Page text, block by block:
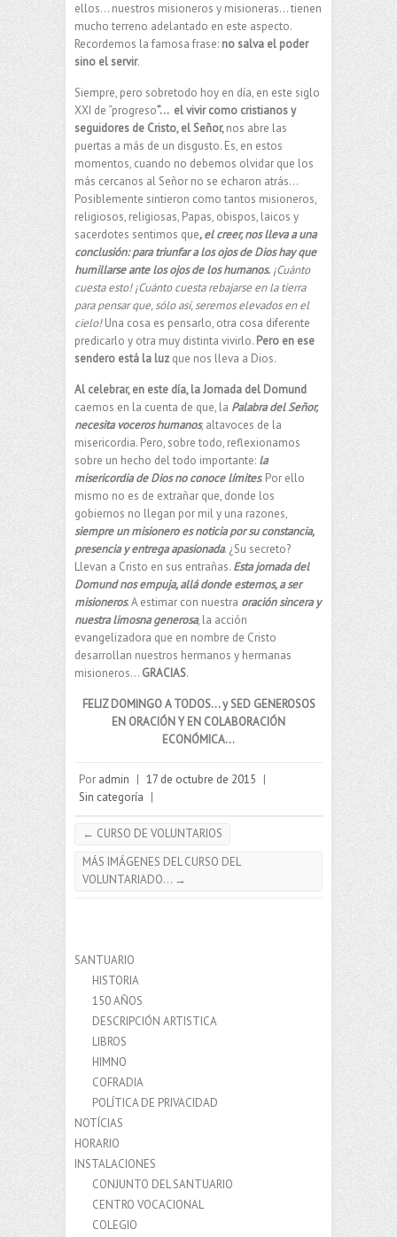
ellos… nuestros misioneros y misioneras… tienen
mucho terreno adelantado en este aspecto.
Recordemos la famosa frase: no salva el poder
sino el servir.
Siempre, pero sobretodo hoy en día, en este siglo
XXI de “progreso”… el vivir como cristianos y
seguidores de Cristo, el Señor,nos abre las
puertas a más de un disgusto. Es, en estos
momentos, cuando no debemos olvidar que los
más cercanos al Señor no se echaron atrás…
Posiblemente sintieron como tantos misioneros,
religiosos, religiosas, Papas, obispos, laicos y
sacerdotes sentimos que, el creer, nos lleva a una
conclusión: para triunfar a los ojos de Dios hay que
humillarse ante los ojos de los humanos. ¡Cuánto
cuesta esto! ¡Cuánto cuesta rebajarse en la tierra
para pensar que, sólo así, seremos elevados en el
cielo!Una cosa es pensarlo, otra cosa diferente
predicarlo y otra muy distinta vivirlo. Pero en ese
sendero está la luz que nos lleva a Dios.
Al celebrar, en este día, la Jornada del Domund
caemos en la cuenta de que, la Palabra del Señor,
necesita voceros humanos, altavoces de la
misericordia. Pero, sobre todo, reflexionamos
sobre un hecho del todo importante: la
misericordia de Dios no conoce límites. Por ello
mismo no es de extrañar que, donde los
gobiernos no llegan por mil y una razones,
siempre un misionero es noticia por su constancia,
presencia y entrega apasionada. ¿Su secreto?
Llevan a Cristo en sus entrañas. Esta jornada del
Domund nos empuja, allá donde estemos, a ser
misioneros. A estimar con nuestra oración sincera y
nuestra limosna generosa, la acción
evangelizadora que en nombre de Cristo
desarrollan nuestros hermanos y hermanas
misioneros… GRACIAS.
FELIZ DOMINGO A TODOS… y SED GENEROSOS
EN ORACIÓN Y EN COLABORACIÓN
ECONÓMICA…
Por admin | 17 de octubre de 2015 |
Sin categoría |
← CURSO DE VOLUNTARIOS
MÁS IMÁGENES DEL CURSO DEL
VOLUNTARIADO… →
SANTUARIO
HISTORIA
150 AÑOS
DESCRIPCIÓN ARTISTICA
LIBROS
HIMNO
COFRADIA
POLÍTICA DE PRIVACIDAD
NOTÍCIAS
HORARIO
INSTALACIONES
CONJUNTO DEL SANTUARIO
CENTRO VOCACIONAL
COLEGIO